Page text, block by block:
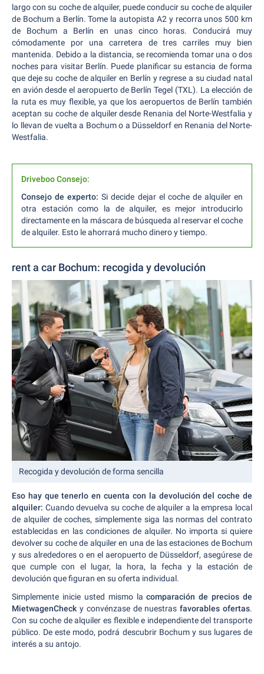
largo con su coche de alquiler, puede conducir su coche de alquiler
de Bochum a Berlín. Tome la autopista A2 y recorra unos 500 km
de Bochum a Berlín en unas cinco horas. Conducirá muy
cómodamente por una carretera de tres carriles muy bien
mantenida. Debido a la distancia, se recomienda tomar una o dos
noches para visitar Berlín. Puede planificar su estancia de forma
que deje su coche de alquiler en Berlín y regrese a su ciudad natal
en avión desde el aeropuerto de Berlín Tegel (TXL). La elección de
la ruta es muy flexible, ya que los aeropuertos de Berlín también
aceptan su coche de alquiler desde Renania del Norte-Westfalia y
lo llevan de vuelta a Bochum o a Düsseldorf en Renania del Norte-
Westfalia.
Driveboo Consejo:
Consejo de experto: Si decide dejar el coche de alquiler en
otra estación como la de alquiler, es mejor introducirlo
directamente en la máscara de búsqueda al reservar el coche
de alquiler. Esto le ahorrará mucho dinero y tiempo.
rent a car Bochum: recogida y devolución
Recogida y devolución de forma sencilla
Eso hay que tenerlo en cuenta con la devolución del coche de
alquiler: Cuando devuelva su coche de alquiler a la empresa local
de alquiler de coches, simplemente siga las normas del contrato
establecidas en las condiciones de alquiler. No importa si quiere
devolver su coche de alquiler en una de las estaciones de Bochum
y sus alrededores o en el aeropuerto de Düsseldorf, asegúrese de
que cumple con el lugar, la hora, la fecha y la estación de
devolución que figuran en su oferta individual.
Simplemente inicie usted mismo lacomparación de precios de
MietwagenCheck y convénzase de nuestras favorables ofertas.
Con su coche de alquiler es flexible e independiente del transporte
público. De este modo, podrá descubrir Bochum y sus lugares de
interés a su antojo.